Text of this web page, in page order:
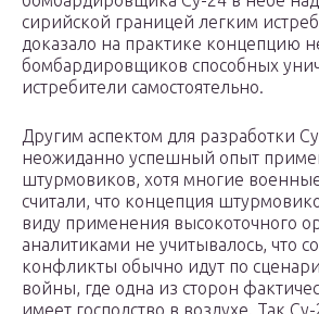
сирийской границей легким
доказало на практике концепцию
бомбардировщиков способных
истребители самостоятельно.
Другим аспектом для разработки
неожиданно успешный опыт
штурмовиков, хотя многие
считали, что концепция
виду применения высокоточного
аналитиками не учитывалось, что
конфликты обычно идут по
войны, где одна из сторон
имеет господство в воздухе. Так